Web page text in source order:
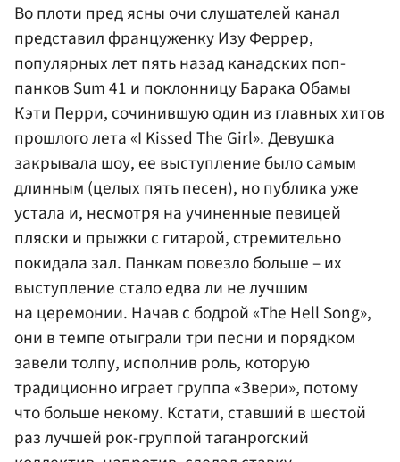
Во плоти пред ясны очи слушателей канал
представил француженкуИзу Феррер,
популярных лет пять назад канадских поп-
панков Sum 41 и поклонницуБарака Обамы
Кэти Перри, сочинившую один из главных хитов
прошлого лета «I Kissed The Girl». Девушка
закрывала шоу, ее выступление было самым
длинным (целых пять песен), но публика уже
устала и, несмотря на учиненные певицей
пляски и прыжки с гитарой, стремительно
покидала зал. Панкам повезло больше – их
выступление стало едва ли не лучшим
на церемонии. Начав с бодрой «The Hell Song»,
они в темпе отыграли три песни и порядком
завели толпу, исполнив роль, которую
традиционно играет группа «Звери», потому
что больше некому. Кстати, ставший в шестой
раз лучшей рок-группой таганрогский